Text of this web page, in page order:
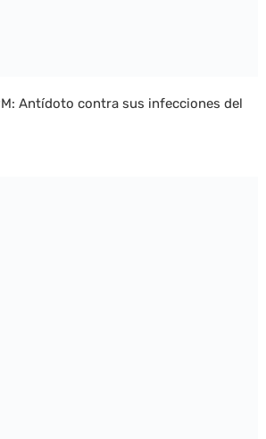
Antídoto contra sus infecciones del